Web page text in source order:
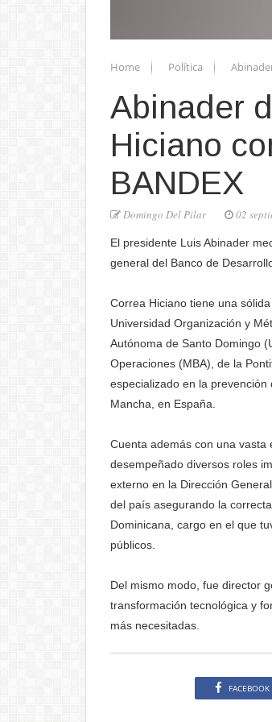
Home Política
Abinader
Hiciano
BANDEX
Domingo Del Pilar 02
El presidente Luis Abinader
general del Banco de
Correa Hiciano tiene una
Universidad Organización y
Autónoma de Santo Domingo
Operaciones (MBA), de la
especializado en la
Mancha, en España.
Cuenta además con una vasta
desempeñado diversos roles
externo en la Dirección
del país asegurando la
Dominicana, cargo en el que
públicos.
Del mismo modo, fue director
transformación tecnológica y
más necesitadas.
FACEBOOK